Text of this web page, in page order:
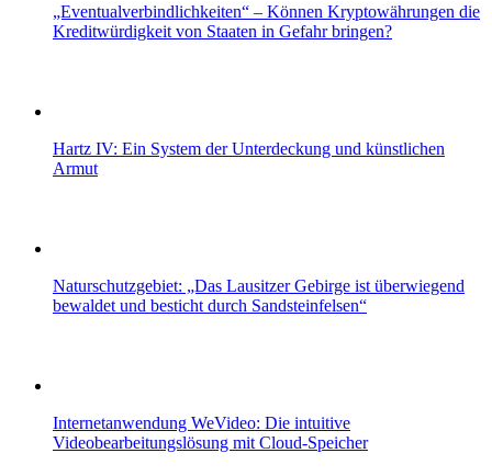
„Eventualverbindlichkeiten“ – Können Kryptowährungen die
Kreditwürdigkeit von Staaten in Gefahr bringen?
Hartz IV: Ein System der Unterdeckung und künstlichen
Armut
Naturschutzgebiet: „Das Lausitzer Gebirge ist überwiegend
bewaldet und besticht durch Sandsteinfelsen“
Internetanwendung WeVideo: Die intuitive
Videobearbeitungslösung mit Cloud-Speicher